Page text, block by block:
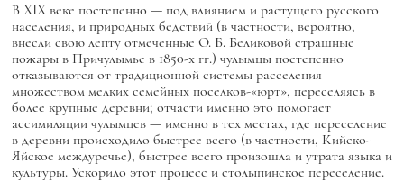
В XIX веке постепенно — под влиянием и растущего русского
населения, и природных бедствий (в частности, вероятно,
внесли свою лепту отмеченные О. Б. Беликовой страшные
пожары в Причулымье в 1850-х гг.) чулымцы постепенно
отказываются от традиционной системы расселения
множеством мелких семейных поселков-«юрт», переселяясь в
более крупные деревни; отчасти именно это помогает
ассимиляции чулымцев — именно в тех местах, где переселение
в деревни происходило быстрее всего (в частности, Кийско-
Яйское междуречье), быстрее всего произошла и утрата языка и
культуры. Ускорило этот процесс и столыпинское переселение.